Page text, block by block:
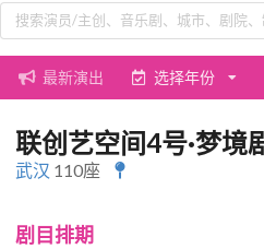
最新演出 选择年份
联创艺空间4号·梦境
武汉 110座
剧目排期